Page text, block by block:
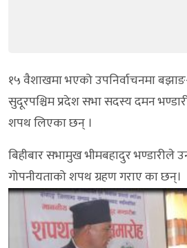
१५ वैशाखमा भएको उपनिर्वाचनमा
सुदूरपश्चिम प्रदेश सभा सदस्य दमन
शपथ लिएका छन् ।
बिहीबार सभामुख भीमबहादुर भण्डारीले
गोपनीयताको शपथ ग्रहण गराए का छन्।